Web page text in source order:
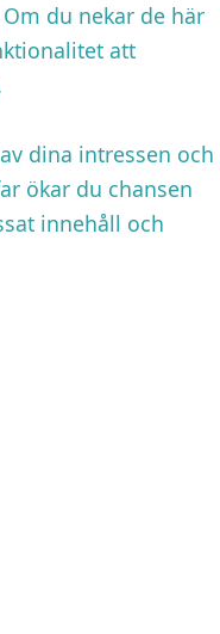
du nekar de här
att
dina intressen och
ökar du chansen
innehåll och